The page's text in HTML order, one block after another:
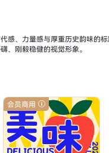
感、力量感与厚重历史韵味的
、刚毅稳健的视觉形象。
会员商用